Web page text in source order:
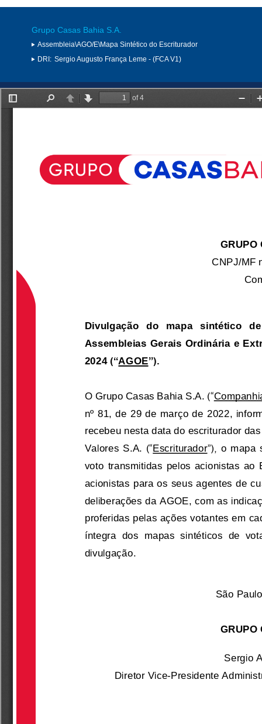
Grupo Casas Bahia S.A.
Assembleia\AGO/E\Mapa Sintético do Escriturador
DRI: Sergio Augusto França Leme - (FCA V1)